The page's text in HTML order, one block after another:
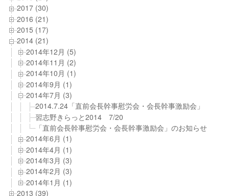
2017 (30)
2016 (21)
2015 (17)
2014 (21)
2014年12月 (5)
2014年11月 (2)
2014年10月 (1)
2014年9月 (1)
2014年7月 (3)
2014.7.24「直前会長幹事慰労会・会長幹事激励会」
習志野きらっと2014 7/20
「直前会長幹事慰労会・会長幹事激励会」のお知らせ
2014年6月 (1)
2014年4月 (1)
2014年3月 (3)
2014年2月 (3)
2014年1月 (1)
2013 (39)